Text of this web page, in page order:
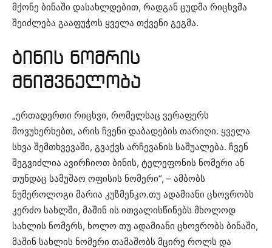
მქონე ბინაში დასახლდებით, რადგან ცუდმა რიცხვმა
შეიძლება გააფუჭოს ყველა თქვენი გეგმა.
ბინის ნომრის
მნიშვნელობა
„ერთადერთი რიცხვი, რომელსაც ვერაფერს
მოვუხერხებთ, არის ჩვენი დაბადების თარიღი. ყველა
სხვა შემთხვევაში, გვაქვს არჩევანის საშუალება. ჩვენ
შეგვიძლია ავირჩიოთ ბინის, ტელეფონის ნომერი ან
თუნდაც სამუშაო ოფისის ნომერი“, – ამბობს
ნუმეროლოგი მარია კუზმენკო.თუ ადამიანი ცხოვრობს
კერძო სახლში, მაშინ ის ითვალისწინებს მხოლოდ
სახლის ნომერს, ხოლო თუ ადამიანი ცხოვრობს ბინაში,
მაშინ სახლის ნომერი თამაშობს მცირე როლს და